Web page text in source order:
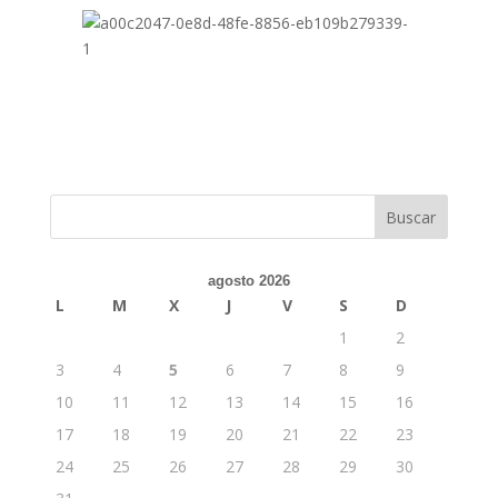
agosto 2026
L M X J V S
D
1
2
3
4 5 6 7 8
9
10
11 12 13 14 15
16
17
18 19 20 21 22
23
24
25 26 27 28 29
30